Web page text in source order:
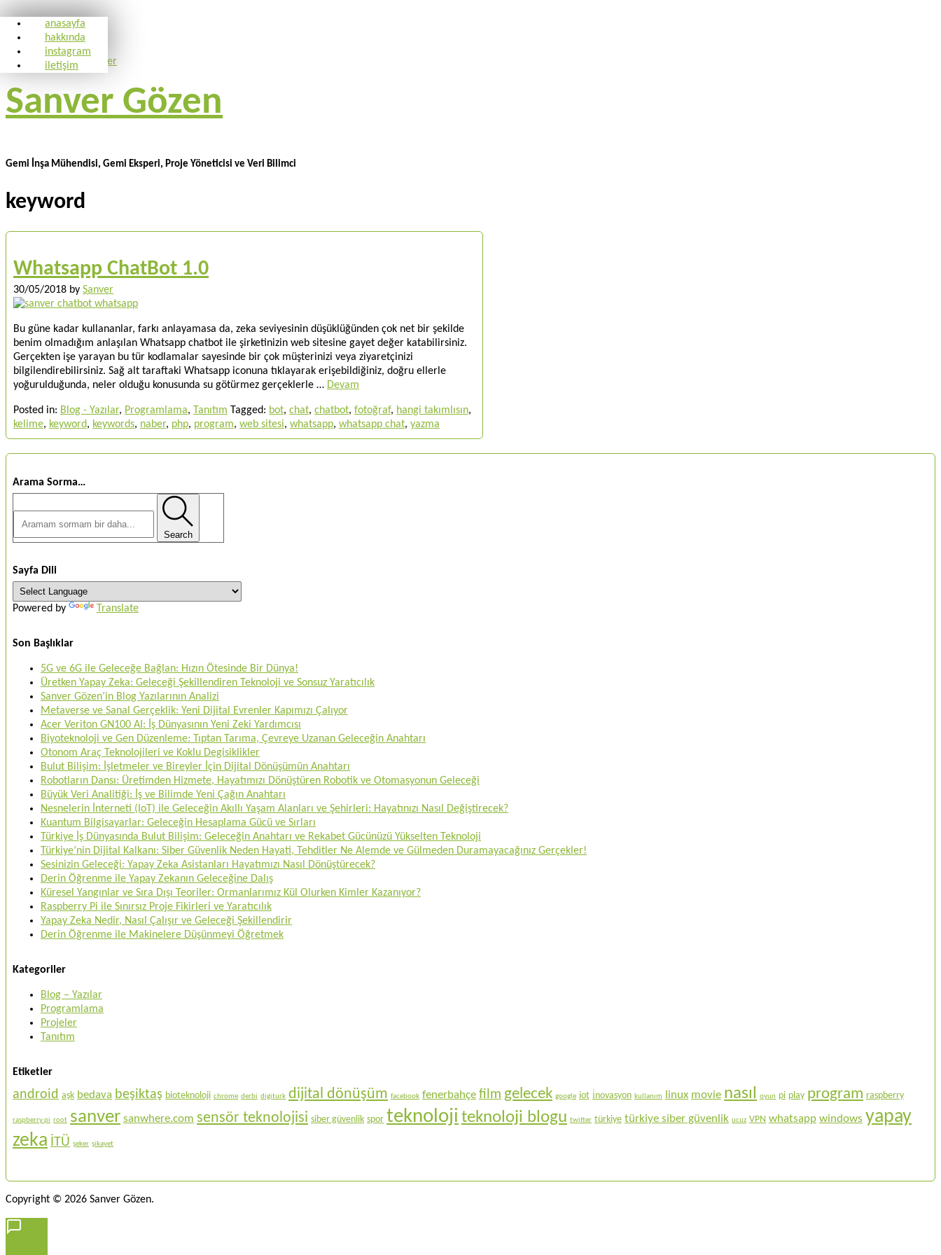
anasayfa
hakkında
instagram
iletişim
Sanver Gözen
Gemi İnşa Mühendisi, Gemi Eksperi, Proje Yöneticisi ve Veri Bilimci
keyword
Whatsapp ChatBot 1.0
30/05/2018 by Sanver
Bu güne kadar kullananlar, farkı anlayamasa da, zeka seviyesinin düşüklüğünden çok net bir şekilde
benim olmadığım anlaşılan Whatsapp chatbot ile şirketinizin web sitesine gayet değer katabilirsiniz.
Gerçekten işe yarayan bu tür kodlamalar sayesinde bir çok müşterinizi veya ziyaretçinizi
bilgilendirebilirsiniz. Sağ alt taraftaki Whatsapp iconuna tıklayarak erişebildiğiniz, doğru ellerle
yoğurulduğunda, neler olduğu konusunda su götürmez gerçeklerle … Devam
Posted in: Blog - Yazılar, Programlama, Tanıtım Tagged: bot, chat, chatbot, fotoğraf, hangi takımlısın,
kelime, keyword, keywords, naber, php, program, web sitesi, whatsapp, whatsapp chat, yazma
Arama Sorma…
Search
Sayfa Dili
Powered by Translate
Son Başlıklar
5G ve 6G ile Geleceğe Bağlan: Hızın Ötesinde Bir Dünya!
Üretken Yapay Zeka: Geleceği Şekillendiren Teknoloji ve Sonsuz Yaratıcılık
Sanver Gözen’in Blog Yazılarının Analizi
Metaverse ve Sanal Gerçeklik: Yeni Dijital Evrenler Kapımızı Çalıyor
Acer Veriton GN100 AI: İş Dünyasının Yeni Zeki Yardımcısı
Biyoteknoloji ve Gen Düzenleme: Tıptan Tarıma, Çevreye Uzanan Geleceğin Anahtarı
Otonom Araç Teknolojileri ve Koklu Degisiklikler
Bulut Bilişim: İşletmeler ve Bireyler İçin Dijital Dönüşümün Anahtarı
Robotların Dansı: Üretimden Hizmete, Hayatımızı Dönüştüren Robotik ve Otomasyonun Geleceği
Büyük Veri Analitiği: İş ve Bilimde Yeni Çağın Anahtarı
Nesnelerin İnterneti (IoT) ile Geleceğin Akıllı Yaşam Alanları ve Şehirleri: Hayatınızı Nasıl Değiştirecek?
Kuantum Bilgisayarlar: Geleceğin Hesaplama Gücü ve Sırları
Türkiye İş Dünyasında Bulut Bilişim: Geleceğin Anahtarı ve Rekabet Gücünüzü Yükselten Teknoloji
Türkiye’nin Dijital Kalkanı: Siber Güvenlik Neden Hayati, Tehditler Ne Alemde ve Gülmeden Duramayacağınız Gerçekler!
Sesinizin Geleceği: Yapay Zeka Asistanları Hayatımızı Nasıl Dönüştürecek?
Derin Öğrenme ile Yapay Zekanın Geleceğine Dalış
Küresel Yangınlar ve Sıra Dışı Teoriler: Ormanlarımız Kül Olurken Kimler Kazanıyor?
Raspberry Pi ile Sınırsız Proje Fikirleri ve Yaratıcılık
Yapay Zeka Nedir, Nasıl Çalışır ve Geleceği Şekillendirir
Derin Öğrenme ile Makinelere Düşünmeyi Öğretmek
Kategoriler
Blog – Yazılar
Programlama
Projeler
Tanıtım
Etiketler
android aşk bedava beşiktaş bioteknoloji chrome derbi digiturk dijital dönüşüm facebook fenerbahçe film gelecek google iot i̇novasyon kullanım linux movie nasıl oyun pi play program raspberry
raspberry pi root sanver sanwhere.com sensör teknolojisi siber güvenlik spor teknoloji teknoloji blogu twitter türkiye türkiye siber güvenlik ucuz VPN whatsapp windows yapay
zeka İTÜ şeker şikayet
Copyright © 2026 Sanver Gözen.